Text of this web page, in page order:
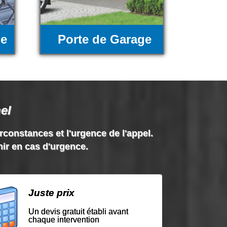
Porte de Garage
et l'urgence de l'appel.
en cas d'urgence.
Juste prix
Un devis gratuit établi avant
chaque intervention